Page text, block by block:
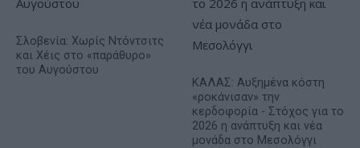
Σλοβενία: Χωρίς Ντόντσιτς
και Χέις στο «παράθυρο»
του Αυγούστου
ΚΑΛΑΣ: Αυξημένα κόστη
«ροκάνισαν» την
κερδοφορία - Στόχος για το
2026 η ανάπτυξη και νέα
μονάδα στο Μεσολόγγι